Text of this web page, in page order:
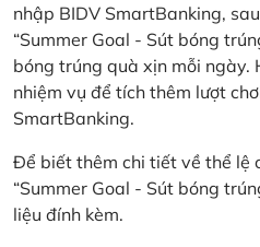
nhập BIDV SmartBanking,
“Summer Goal - Sút bóng
bóng trúng quà xịn mỗi ngày.
nhiệm vụ để tích thêm lượt
SmartBanking.
Để biết thêm chi tiết về thể lệ
“Summer Goal - Sút bóng
liệu đính kèm.